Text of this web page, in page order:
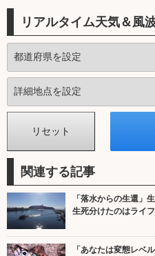
リアルタイム天気＆風
関連する記事
「落水からの生還」
生死分けたのはライ
「あなたは変態レベ